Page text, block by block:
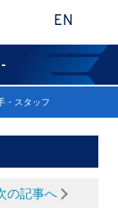
EN
・スタッフ
の記事へ